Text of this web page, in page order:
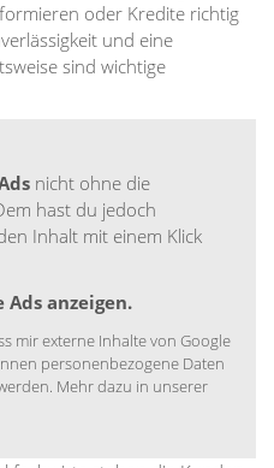
oder Kredite richtig
und eine
sind wichtige
nicht ohne die
hast du jedoch
Inhalt mit einem Klick
anzeigen.
mir externe Inhalte von Google
personenbezogene Daten
Mehr dazu in unserer